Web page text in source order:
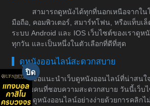
สามารถดูหนังได้ทุกที่นอกเหนือจากใ
มือถือ, คอมพิวเตอร์, สมาร์ทโฟน, หรือแท็บเล็
ระบบ Android และ IOS เว็บไซต์ของเราดูห
ทุกวัน และเป็นหนึ่งในตัวเลือกที่ดีที่สุด
ดูหนังออนไลน์สะดวกสบาย
ขอแนะนำเว็บดูหนังออนไลน์ที่น่าสนใ
สำหรับคนที่ชอบความสะดวกสบาย วันนี้เว็บไ
บริการดูหนังออนไลน์อย่างง่ายด้วยการคลิกไ